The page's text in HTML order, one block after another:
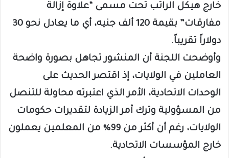
خارج هيكل الراتب تحت مسمى “علاوة إزالة
مفارقات” بقيمة 120 ألف جنيه، أي ما يعادل نحو 30
دولاراً تقريباً.
وأوضحت اللجنة أن المنشور تجاهل بصورة واضحة
العاملين في الولايات، إذ اقتصر الحديث على
الوحدات الاتحادية، الأمر الذي اعتبرته محاولة للتنصل
من المسؤولية وترك أمر الزيادة لتقديرات حكومات
الولايات، رغم أن أكثر من 99% من المعلمين يعملون
خارج المؤسسات الاتحادية.